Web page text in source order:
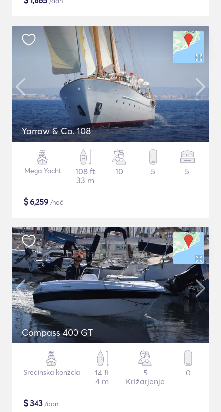
Yarrow & Co. 108
Mega Yacht
108 ft
33 m
10 5 5
$6,259 /noč
Compass 400 GT
Sredinska konzola
14 ft
4 m
5
Križarjenje
0
$343 /dan